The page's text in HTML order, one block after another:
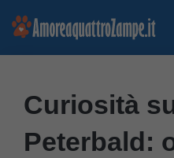
Vai
Curiosità
Peterbald: